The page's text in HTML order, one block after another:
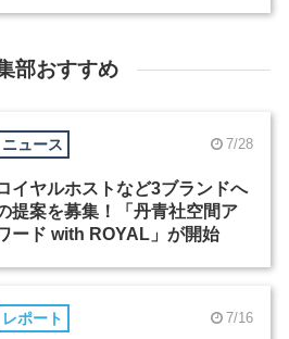
部おすすめ
ニュース 7/28
イヤルホストなど3ブランドへ
提案を募集！「丹青社空間ア
ード with ROYAL」が開始
レポート 7/16